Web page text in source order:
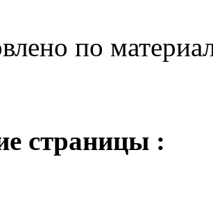
по
страницы :